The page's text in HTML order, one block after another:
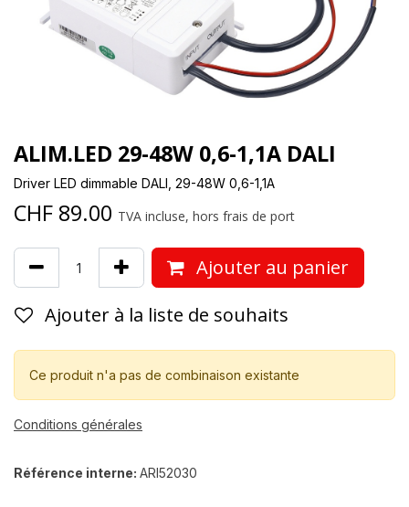
ALIM.LED 29-48W 0,6-1,1A DALI
Driver LED dimmable DALI, 29-48W 0,6-1,1A
CHF 89.00 TVA incluse, hors frais de port
Ajouter au panier
Ajouter à la liste de souhaits
Ce produit n'a pas de combinaison existante
Conditions générales
Référence interne: ARI52030